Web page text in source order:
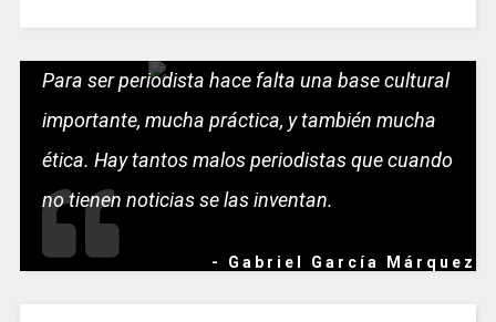
Para ser periodista hace falta una base cultural
importante, mucha práctica, y también mucha
ética. Hay tantos malos periodistas que cuando
no tienen noticias se las inventan.
- Gabriel García Márquez